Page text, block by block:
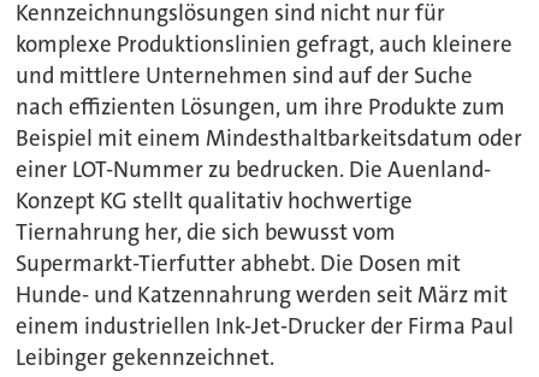
Kennzeichnungslösungen sind nicht nur für
komplexe Produktionslinien gefragt, auch kleinere
und mittlere Unternehmen sind auf der Suche
nach effizienten Lösungen, um ihre Produkte zum
Beispiel mit einem Mindesthaltbarkeitsdatum oder
einer LOT-Nummer zu bedrucken. Die Auenland-
Konzept KG stellt qualitativ hochwertige
Tiernahrung her, die sich bewusst vom
Supermarkt-Tierfutter abhebt. Die Dosen mit
Hunde- und Katzennahrung werden seit März mit
einem industriellen Ink-Jet-Drucker der Firma Paul
Leibinger gekennzeichnet.